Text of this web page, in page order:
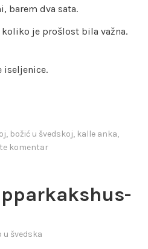
barem dva sata.
je prošlost bila važna.
iseljenice.
, božić u švedskoj, kalle anka,
komentar
u švedska